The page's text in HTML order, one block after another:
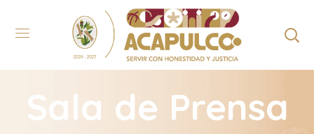
Sala de Prensa